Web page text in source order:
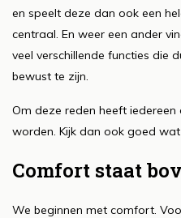
en speelt deze dan ook een
centraal. En weer een ander
veel verschillende functies die
bewust te zijn.
Om deze reden heeft
worden. Kijk dan ook goed
Comfort staat
We beginnen met comfort.